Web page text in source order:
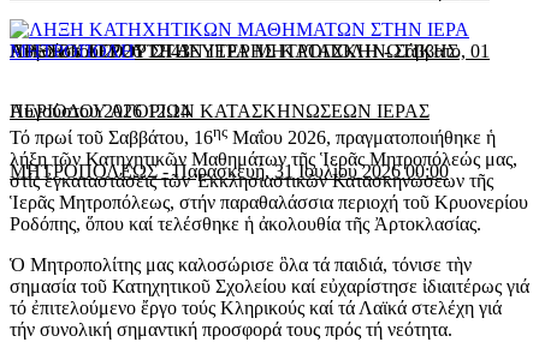
Αυγούστου 2026 12:43
ΠΡΕΣΒΥΤΕΡΟΥ ΣΤΗΝ ΙΕΡΑ ΜΗΤΡΟΠΟΛΗ-Σάββατο, 01
Αυγούστου 2026 12:14
ΛΗΞΗ ΚΑΙ ΕΟΡΤΗ ΔΕΥΤΕΡΗΣ ΚΑΤΑΣΚΗΝΩΤΙΚΗΣ
ΠΕΡΙΟΔΟΥ ΑΓΟΡΙΩΝ ΚΑΤΑΣΚΗΝΩΣΕΩΝ ΙΕΡΑΣ
ΜΗΤΡΟΠΟΛΕΩΣ-Παρασκευή, 31 Ιουλίου 2026 00:00
Τό πρωί τοῦ Σαββάτου, 16ης Μαΐου 2026, πραγματο­ποιήθηκε ἡ
λήξη τῶν Κατηχητικῶν Μαθημάτων τῆς Ἱερᾶς Μητροπόλεώς μας,
στίς ἐγκαταστάσεις τῶν Ἐκκλησιαστικῶν Κατασκηνώσεων τῆς
Ἱερᾶς Μητροπόλεως, στήν παραθαλάσσια περιοχή τοῦ Κρυονερίου
Ροδόπης, ὅπου καί τελέσθηκε ἡ ἀκολουθία τῆς Ἀρτοκλασίας.
Ὁ Μητροπολίτης μας καλοσώρισε ὃλα τά παιδιά, τόνισε τὴν
σημασία τοῦ Κατηχητικοῦ Σχολείου καί εὐχαρίστησε ἰδιαιτέρως γιά
τό ἐπιτελούμενο ἔργο τούς Κληρικούς καί τά Λαϊκά στελέχη γιά
τήν συνολική σημαντική προσφορά τους πρός τή νεότητα.